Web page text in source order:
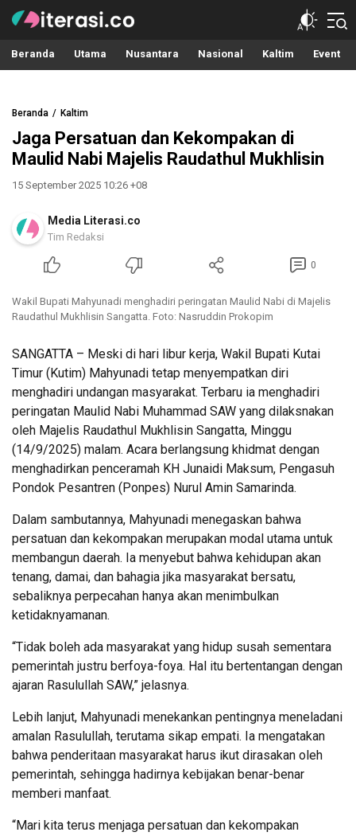
Literasi.co
Pilar Informasi
Beranda Utama Nusantara Nasional Kaltim Event
Beranda Kaltim
Jaga Persatuan dan Kekompakan di
Maulid Nabi Majelis Raudathul Mukhlisin
15 September 2025 10:26 +08
Media Literasi.co
Tim Redaksi
0
Wakil Bupati Mahyunadi menghadiri peringatan Maulid Nabi di Majelis
Raudathul Mukhlisin Sangatta. Foto: Nasruddin Prokopim
SANGATTA – Meski di hari libur kerja, Wakil Bupati Kutai
Timur (Kutim) Mahyunadi tetap menyempatkan diri
menghadiri undangan masyarakat. Terbaru ia menghadiri
peringatan Maulid Nabi Muhammad SAW yang dilaksnakan
oleh Majelis Raudathul Mukhlisin Sangatta, Minggu
(14/9/2025) malam. Acara berlangsung khidmat dengan
menghadirkan penceramah KH Junaidi Maksum, Pengasuh
Pondok Pesantren (Ponpes) Nurul Amin Samarinda.
Dalam sambutannya, Mahyunadi menegaskan bahwa
persatuan dan kekompakan merupakan modal utama untuk
membangun daerah. Ia menyebut bahwa kehidupan akan
tenang, damai, dan bahagia jika masyarakat bersatu,
sebaliknya perpecahan hanya akan menimbulkan
ketidaknyamanan.
“Tidak boleh ada masyarakat yang hidup susah sementara
pemerintah justru berfoya-foya. Hal itu bertentangan dengan
ajaran Rasulullah SAW,” jelasnya.
Lebih lanjut, Mahyunadi menekankan pentingnya meneladani
amalan Rasulullah, terutama sikap empati. Ia mengatakan
bahwa penderitaan masyarakat harus ikut dirasakan oleh
pemerintah, sehingga hadirnya kebijakan benar-benar
memberi manfaat.
“Mari kita terus menjaga persatuan dan kekompakan